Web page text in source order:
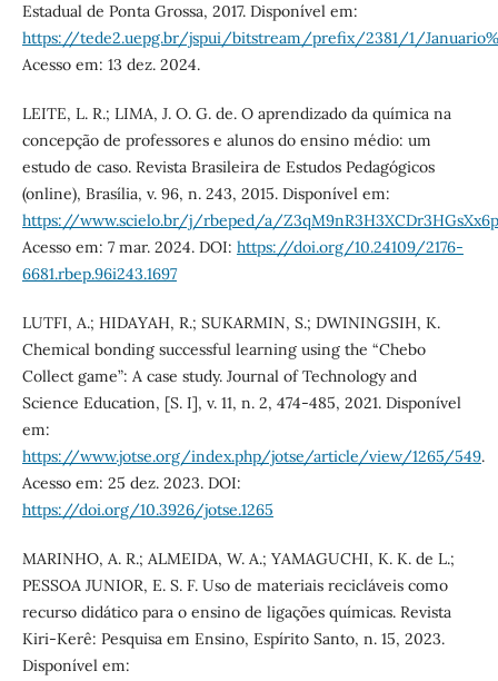
Estadual de Ponta Grossa, 2017. Disponível em:
https://tede2.uepg.br/jspui/bitstream/prefix/2381/1/
Acesso em: 13 dez. 2024.
LEITE, L. R.; LIMA, J. O. G. de. O aprendizado da química na
concepção de professores e alunos do ensino médio: um
estudo de caso. Revista Brasileira de Estudos Pedagógicos
(online), Brasília, v. 96, n. 243, 2015. Disponível em:
https://www.scielo.br/j/rbeped/a/
Acesso em: 7 mar. 2024. DOI: https://doi.org/10.24109/2176-
6681.rbep.96i243.1697
LUTFI, A.; HIDAYAH, R.; SUKARMIN, S.; DWININGSIH, K.
Chemical bonding successful learning using the “Chebo
Collect game”: A case study. Journal of Technology and
Science Education, [S. I], v. 11, n. 2, 474-485, 2021. Disponível
em:
https://www.jotse.org/index.php/jotse/article/view/1265/549.
Acesso em: 25 dez. 2023. DOI:
https://doi.org/10.3926/jotse.1265
MARINHO, A. R.; ALMEIDA, W. A.; YAMAGUCHI, K. K. de L.;
PESSOA JUNIOR, E. S. F. Uso de materiais recicláveis como
recurso didático para o ensino de ligações químicas. Revista
Kiri-Kerê: Pesquisa em Ensino, Espírito Santo, n. 15, 2023.
Disponível em: